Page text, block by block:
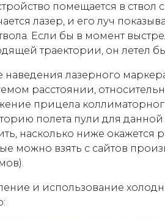
помещается в ствол
лазер, и его луч
Если бы в момент
траектории, он летел
наведения лазерного
расстоянии,
прицела
полета пули для
насколько ниже окажется
можно взять с сайтов
и использование